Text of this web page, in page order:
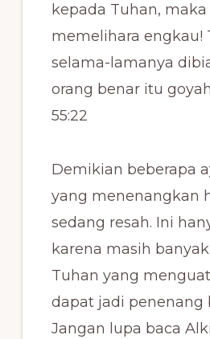
kepada Tuhan, maka
memelihara engkau!
selama-lamanya
orang benar itu
55:22
Demikian beberapa
yang menenangkan
sedang resah. Ini
karena masih
Tuhan yang
dapat jadi penenang
Jangan lupa baca